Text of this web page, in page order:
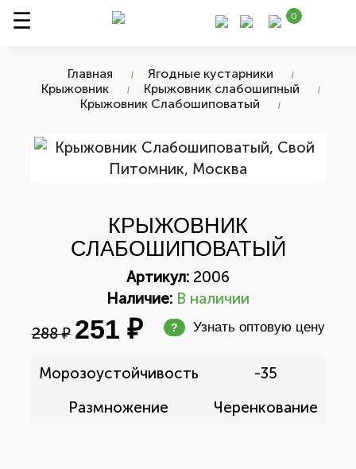
0
Главная
Ягодные кустарники
Крыжовник
Крыжовник слабошипный
Крыжовник Слабошиповатый
КРЫЖОВНИК
СЛАБОШИПОВАТЫЙ
Артикул: 2006
Наличие: В наличии
288 ₽ 251 ₽ ? Узнать оптовую цену
Морозоустойчивость
-35
Размножение
Черенкование